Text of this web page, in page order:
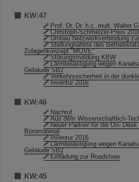
KW:47
Prof. Dr. Dr. h.c. mult. Walter
Christoph-Schmelzer-Preis
Umbau Netzwerkverbindung
Stellungnahme des
Zulagenkonzept "MOVE"
Störungsmeldung KBW
Lärmbelästigung wegen
Gebäude SB2
Verkehrssicherheit in der
Inventur 2016
KW:46
Nachruf
Aus dem Wissenschaftlich-
Neuer Partner für die On-
Büromaterial
Inventur 2016
Lärmbelästigung wegen
Gebäude SB2
Einladung zur Roadshow
KW:45